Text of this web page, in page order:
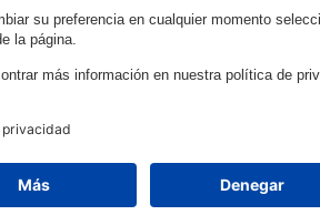
buena práctica ayuda a
un proceso complejo